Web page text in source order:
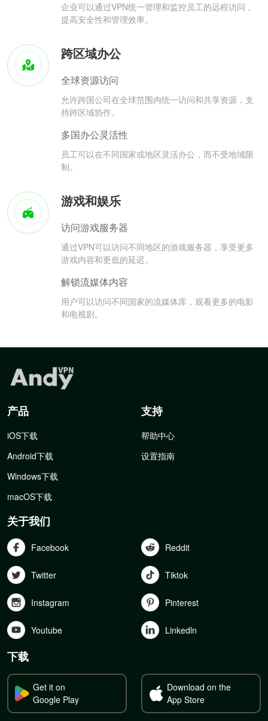
企业可以通过VPN统一管理和监控员工的远程访问，
提高安全性和管理效率。
跨区域办公
全球资源访问
允许跨国公司在全球范围内统一访问和共享资源，支
持跨区域协作。
多国办公灵活性
员工可以在不同国家或地区灵活办公，而不受地域限
制。
游戏和娱乐
访问游戏服务器
通过VPN可以访问不同地区的游戏服务器，享受更多
游戏内容和更低的延迟。
解锁流媒体内容
用户可以访问不同国家的流媒体库，观看更多的电影
和电视剧。
产品
iOS下载
Android下载
Windows下载
macOS下载
支持
帮助中心
设置指南
关于我们
Facebook Reddit
Twitter Tiktok
Instagram Pinterest
Youtube Linkedln
下载
Get it on
Google Play
Download on the
App Store